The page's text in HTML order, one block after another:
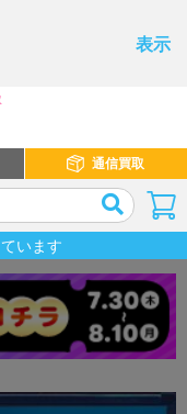
表示
通信買取
います